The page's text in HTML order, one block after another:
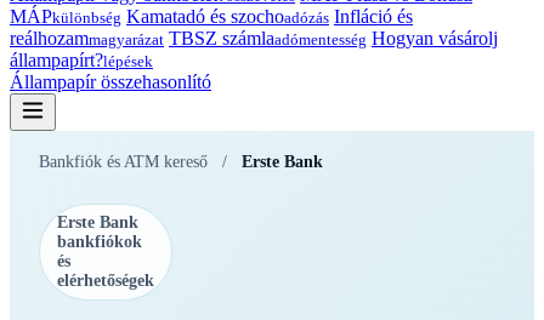
MÁPkülönbség Kamatadó és szochoadózás Infláció és
reálhozammagyarázat TBSZ számlaadómentesség Hogyan vásárolj
állampapírt?lépések
Állampapír összehasonlító
Bankfiók és ATM kereső / Erste Bank
Erste Bank
bankfiókok
és
elérhetőségek